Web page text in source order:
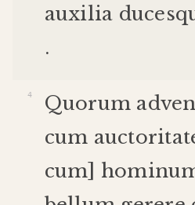
auxilia duces
.
Quorum
cum
cum]